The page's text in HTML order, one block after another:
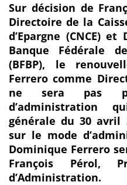
Sur décision de
Directoire de la
d’Epargne (CNCE)
Banque Fédérale
(BFBP), le
Ferrero comme
ne sera pas
d’administration
générale du 30 avril
sur le mode
Dominique Ferrero
François Pérol,
d’Administration.